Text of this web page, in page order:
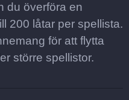
du överföra en
200 låtar per spellista.
för att flytta
större spellistor.